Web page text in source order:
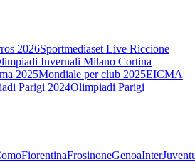
2026Sportmediaset Live Riccione
Invernali Milano Cortina
2025Mondiale per club 2025EICMA
Parigi 2024Olimpiadi Parigi
FiorentinaFrosinoneGenoaInter